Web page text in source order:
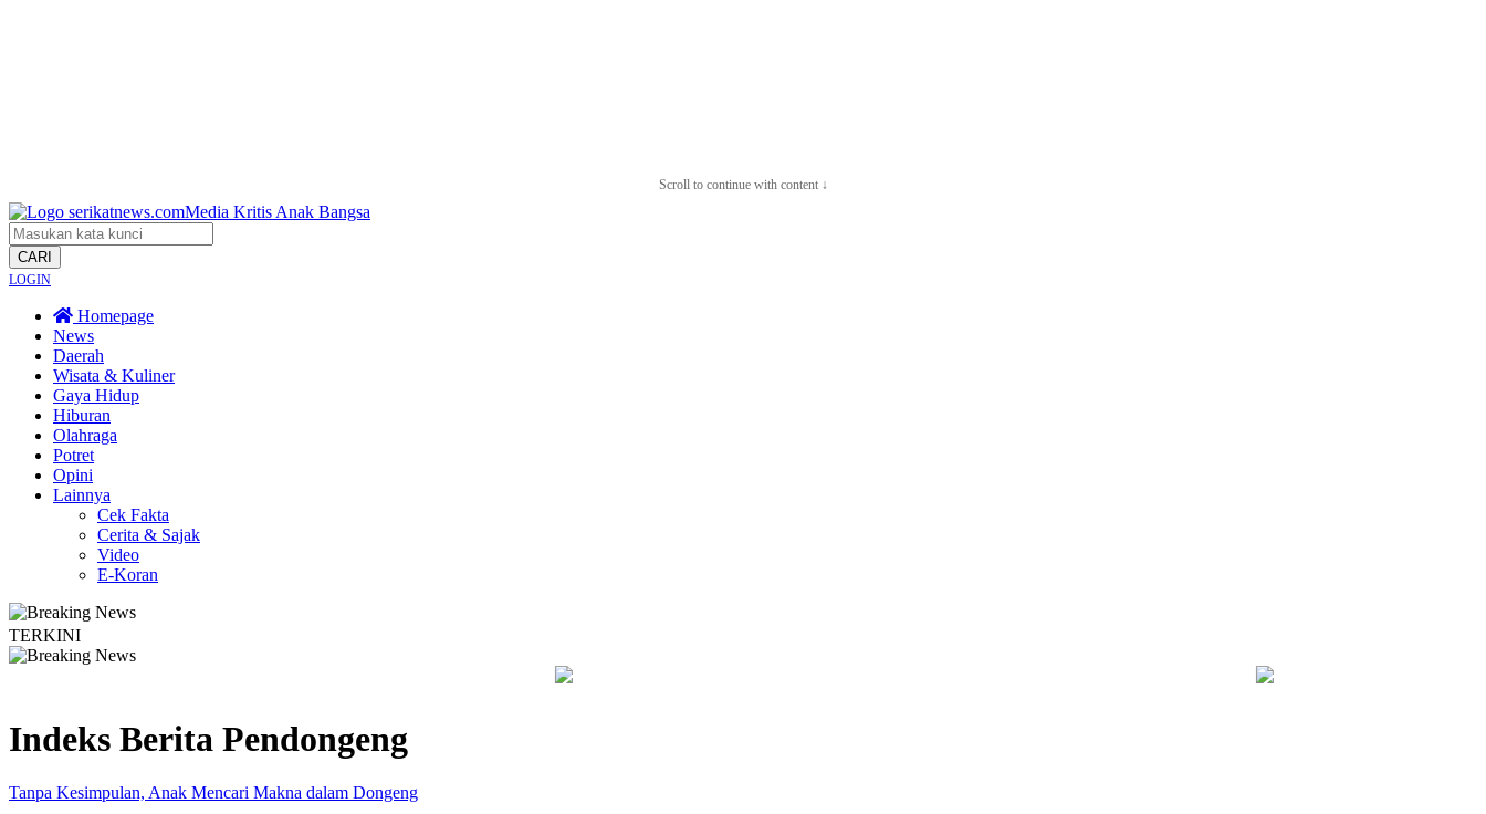
Scroll to continue with content ↓
CARI
LOGIN
Homepage
News
Daerah
Wisata & Kuliner
Gaya Hidup
Hiburan
Olahraga
Potret
Opini
Lainnya
Cek Fakta
Cerita & Sajak
Video
E-Koran
TERKINI
Legislator PKB Kecam Aksi Nirempati Nakes ke Pasien BPJS, Minta Pelaku Diberi Sanksi Tegas Kebakaran Savana Bromo Capai
Indeks Berita Pendongeng
Tanpa Kesimpulan, Anak Mencari Makna dalam Dongeng